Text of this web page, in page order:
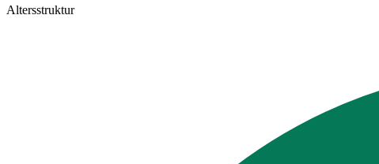
Altersstruktur